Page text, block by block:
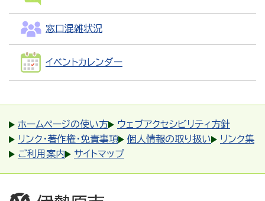
窓口混雑状況
イベントカレンダー
ホームページの使い方
ウェブアクセシビリティ方針
リンク・著作権・免責事項
個人情報の取り扱い
リンク集
ご利用案内
サイトマップ